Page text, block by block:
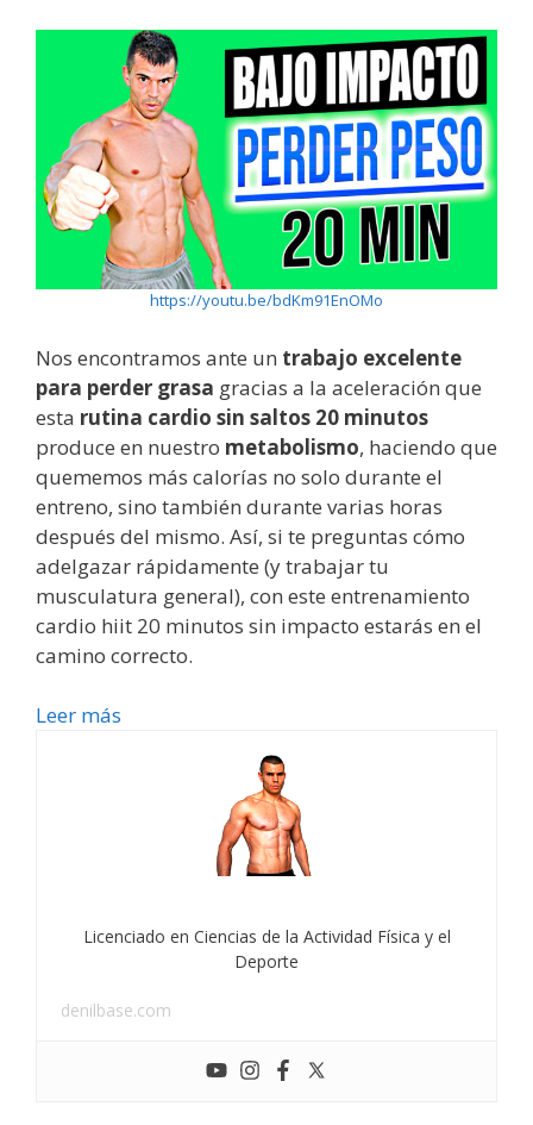
https://youtu.be/bdKm91EnOMo
Nos encontramos ante un trabajo excelente
para perder grasa gracias a la aceleración que
esta rutina cardio sin saltos 20 minutos
produce en nuestro metabolismo, haciendo que
quememos más calorías no solo durante el
entreno, sino también durante varias horas
después del mismo. Así, si te preguntas cómo
adelgazar rápidamente (y trabajar tu
musculatura general), con este entrenamiento
cardio hiit 20 minutos sin impacto estarás en el
camino correcto.
Leer más
Licenciado en Ciencias de la Actividad Física y el
Deporte
denilbase.com